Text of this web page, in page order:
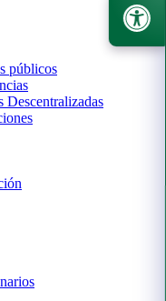
públicos
Descentralizadas